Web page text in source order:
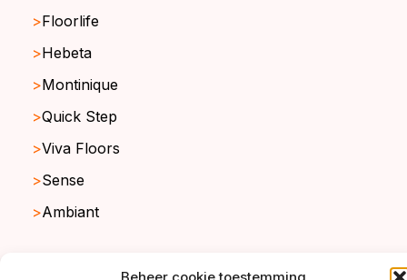
Floorlife
Hebeta
Montinique
Quick Step
Viva Floors
Sense
Ambiant